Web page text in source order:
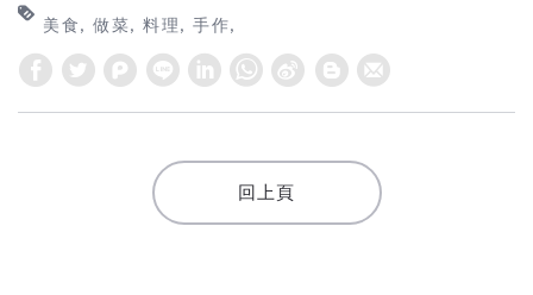
美食 做菜 料理 手作
W
h
t
s
S
i
回上頁